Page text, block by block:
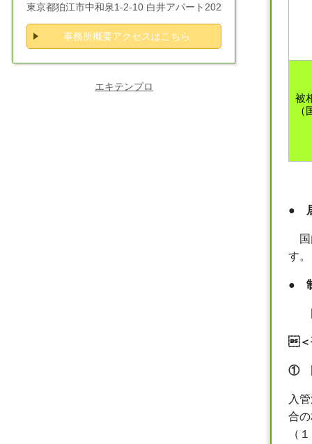
被
●
国
す。
●

①
入
合
（
東京都狛江市中和泉1-2-10 白井アパート202
事務所概要アクセスはこちら
エキテンプロ